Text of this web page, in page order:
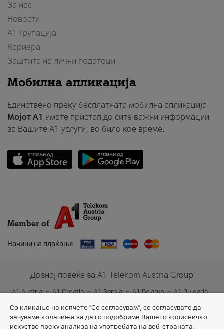
За нас
Новости
А1 Групација
Кариера
Заштита на лични податоци
Мобилна апликација
Единствено преку бесплатната мобилна апликација
Мојот A1 имате пристап до сите важни информации
за Вашите A1 услуги, во било кое време.
Member of
Начини на плаќање
Дознај повеќе за A1 Telekom Austria Group
A1 Austria A1 Croatia A1 Serbia A1 Belarus
A1 Bulgaria
Со кликање на копчето "Се согласувам", се согласувате да
зачуваме колачиња за да го подобриме Вашето корисничко
искуство преку анализа на употребата на веб-страната,